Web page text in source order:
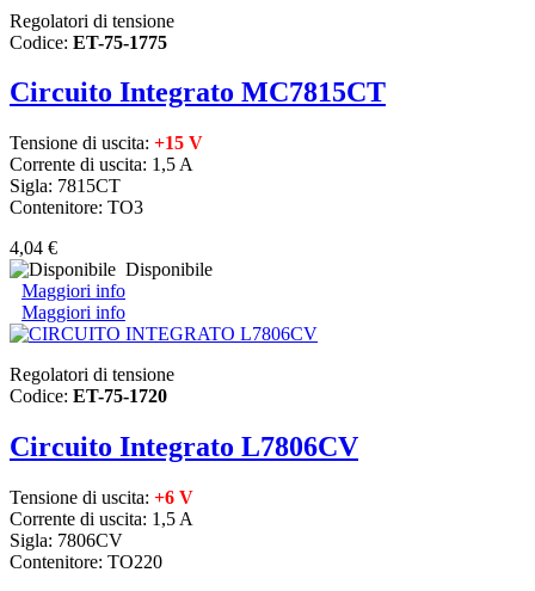
Regolatori di tensione
Codice: ET-75-1775
Circuito Integrato MC7815CT
Tensione di uscita: +15 V
Corrente di uscita: 1,5 A
Sigla: 7815CT
Contenitore: TO3
4,04 €
Disponibile
Maggiori info
Maggiori info
Regolatori di tensione
Codice: ET-75-1720
Circuito Integrato L7806CV
Tensione di uscita: +6 V
Corrente di uscita: 1,5 A
Sigla: 7806CV
Contenitore: TO220